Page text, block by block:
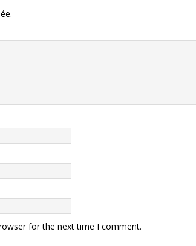
for the next time I comment.